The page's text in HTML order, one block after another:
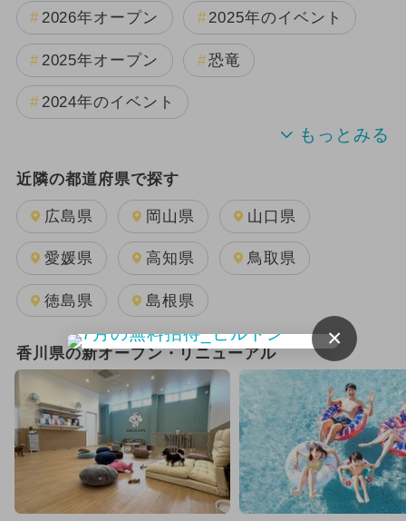
2026年オープン 2025年のイベント
2025年オープン 恐竜
2024年のイベント
2025年11月のイベント
2025年10月のイベント 雨の日OK
2025年3月のイベント 夏休み
2024年7月のイベント
2025年12月のイベント
2025年9月のイベント
2024年12月のイベント
2026年1月のイベント 日帰り
GW(ゴールデンウィーク)
近隣の都道府県で探す
広島県 岡山県 山口県
愛媛県 高知県 鳥取県
徳島県 島根県
香川県の新オープン・リニューアル
×